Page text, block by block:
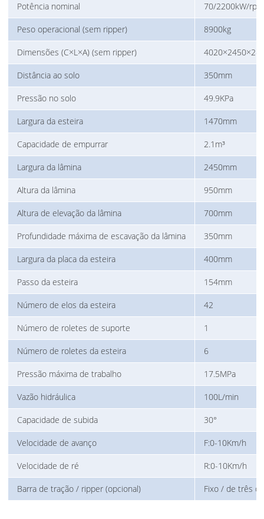
Potência nominal 70/2200kW/rpm
Peso operacional (sem ripper) 8900kg
Dimensões (C×L×A) (sem ripper)
Distância ao solo 350mm
Pressão no solo 49.9KPa
Largura da esteira 1470mm
Capacidade de empurrar 2.1m³
Largura da lâmina 2450mm
Altura da lâmina 950mm
Altura de elevação da lâmina 700mm
Profundidade máxima de escavação da lâmina 350mm
Largura da placa da esteira 400mm
Passo da esteira 154mm
Número de elos da esteira 42
Número de roletes de suporte 1
Número de roletes da esteira 6
Pressão máxima de trabalho 17.5MPa
Vazão hidráulica 100L/min
Capacidade de subida 30°
Velocidade de avanço F:0-10Km/h
Velocidade de ré R:0-10Km/h
Barra de tração / ripper (opcional) Fixo / de três